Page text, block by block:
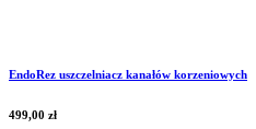
EndoRez uszczelniacz kanałów korzeniowych
499,00 zł